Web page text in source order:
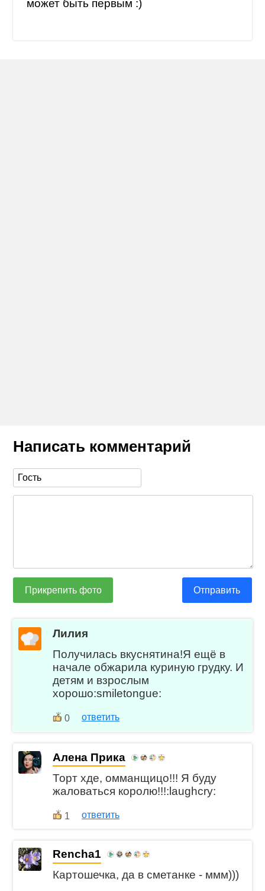
может быть первым :)
Написать комментарий
Прикрепить фото Отправить
Лилия
Получилась вкуснятина!Я ещё в
начале обжарила куриную грудку. И
детям и взрослым
хорошо:smiletongue:
0 ответить
Алена Прика
Торт хде, омманщицо!!! Я буду
жаловаться королю!!!:laughcry:
1 ответить
Rencha1
Картошечка, да в сметанке - ммм)))